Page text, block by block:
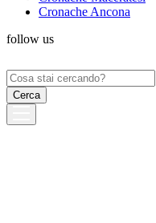
Cronache Ancona
follow us
Ricerca
per: